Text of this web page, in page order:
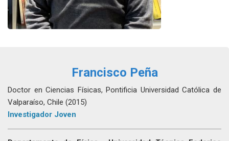
Francisco Peña
Doctor en Ciencias Físicas, Pontificia Universidad Católica de
Valparaíso, Chile (2015)
Investigador Joven